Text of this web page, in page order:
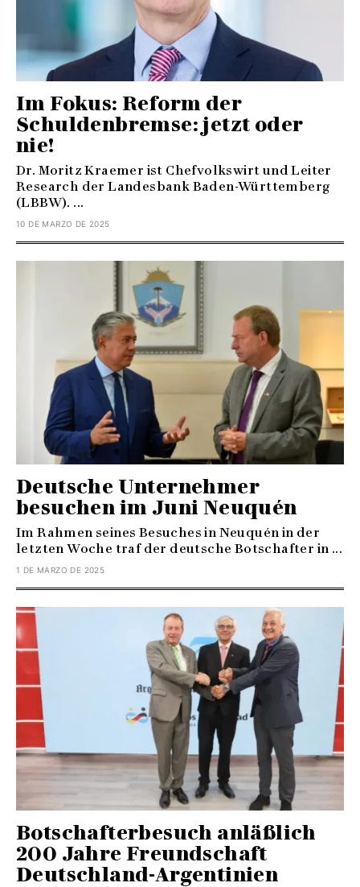
Im Fokus: Reform der
Schuldenbremse: jetzt oder
nie!
Dr. Moritz Kraemer ist Chefvolkswirt und Leiter
Research der Landesbank Baden-Württemberg
(LBBW). ...
10 DE MARZO DE 2025
Deutsche Unternehmer
besuchen im Juni Neuquén
Im Rahmen seines Besuches in Neuquén in der
letzten Woche traf der deutsche Botschafter in ...
1 DE MARZO DE 2025
Botschafterbesuch anläßlich
200 Jahre Freundschaft
Deutschland-Argentinien